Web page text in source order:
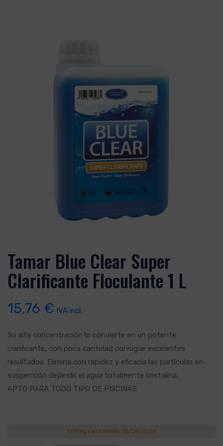
Tamar Blue Clear Super
Clarificante Floculante 1 L
15,76 € IVA incl.
Su alta concentración lo convierte en un potente
clarificante, con poca cantidad consigue excelentes
resultados. Elimina con rapidez y eficacia las partículas en
suspensión dejando el agua totalmente cristalina.
APTO PARA TODO TIPO DE PISCINAS.
Entrega estimada: 12/08/2026